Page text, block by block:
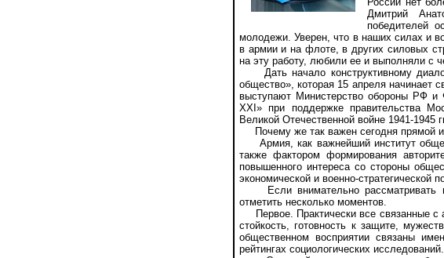
Дмитрий
победителей
молодежи. Уверен, что в наших силах и
в армии и на флоте, в других силовых
на эту работу, любили ее и выполняли с
Дать начало конструктивному
общество», которая 15 апреля начинает
выступают Министерство обороны РФ и
XXI» при поддержке правительства
Великой Отечественной войне 1941-1945
Почему же так важен сегодня прямой
Армия, как важнейший институт
также фактором формирования
повышенного интереса со стороны
экономической и военно-стратегической
Если внимательно рассматривать
отметить несколько моментов.
Первое. Практически все связанные с
стойкость, готовность к защите,
общественном восприятии связаны
рейтингах социологических исследований.